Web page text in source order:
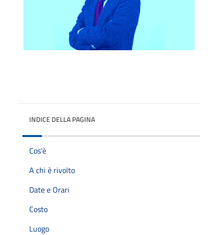
INDICE DELLA PAGINA
Cos'è
A chi è rivolto
Date e Orari
Costo
Luogo